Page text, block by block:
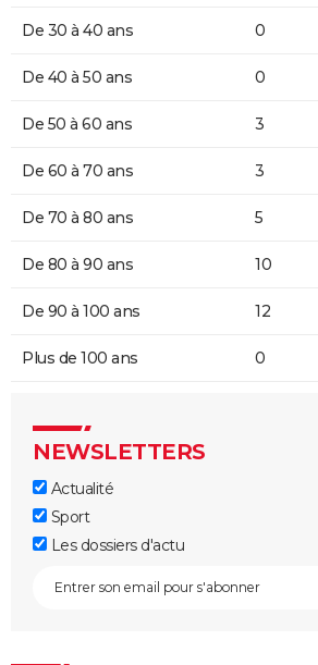
De 30 à 40 ans 0
De 40 à 50 ans 0
De 50 à 60 ans 3
De 60 à 70 ans 3
De 70 à 80 ans 5
De 80 à 90 ans 10
De 90 à 100 ans 12
Plus de 100 ans 0
NEWSLETTERS
Actualité
Sport
Les dossiers d'actu